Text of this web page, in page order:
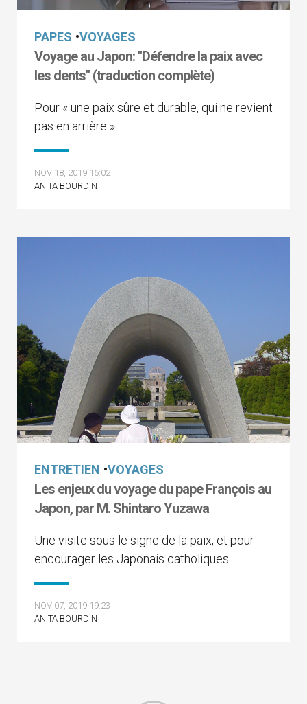
PAPES •VOYAGES
Voyage au Japon: "Défendre la paix avec
les dents" (traduction complète)
Pour « une paix sûre et durable, qui ne revient
pas en arrière »
NOV 18, 2019 16:02
ANITA BOURDIN
ENTRETIEN •VOYAGES
Les enjeux du voyage du pape François au
Japon, par M. Shintaro Yuzawa
Une visite sous le signe de la paix, et pour
encourager les Japonais catholiques
NOV 07, 2019 19:23
ANITA BOURDIN